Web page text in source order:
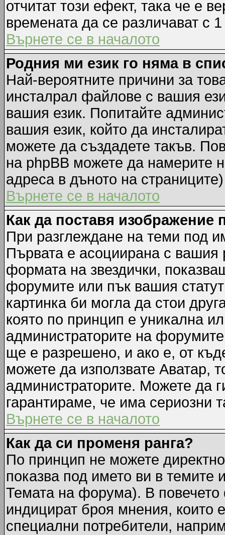
отчитат този ефект, така че е
времената да се различават с
Върнете се в началото
Родния ми език го няма в
Най-вероятните причини за
инсталрал файлове с вашия
вашия език. Попитайте
вашия език, който да
можете да създадете такъв.
на phpBB можете да намерите
адреса в дъното на страниците)
Върнете се в началото
Как да поставя изображение
При разглеждане на теми под
Първата е асоциирана с вашия
формата на звездички,
форумите или пък вашия
картинка би могла да стои
която по принцип е уникална
администраторите на
ще е разрешено, и ако е, от
можете да използвате Аватар,
администраторите. Можете да
гарантираме, че има сериозни
Върнете се в началото
Как да си променя ранга?
По принцип не можете
показва под името ви в темите
Темата на форума). В повечето
индицират броя мнения, които
специални потребители,